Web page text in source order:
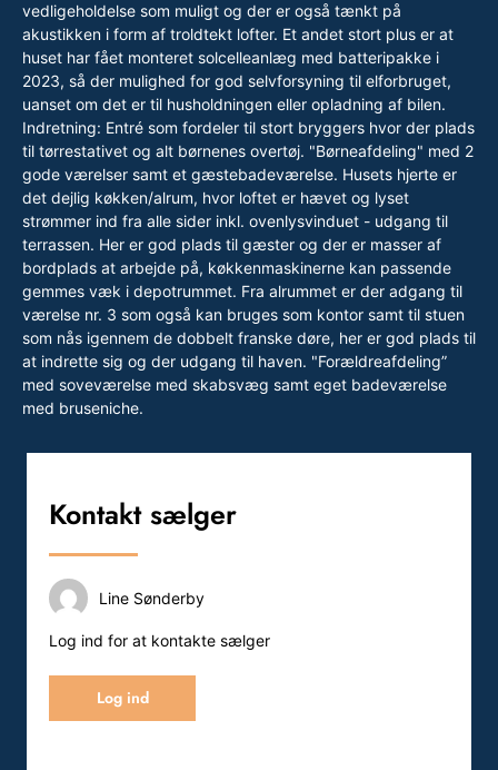
vedligeholdelse som muligt og der er også tænkt på
akustikken i form af troldtekt lofter. Et andet stort plus er at
huset har fået monteret solcelleanlæg med batteripakke i
2023, så der mulighed for god selvforsyning til elforbruget,
uanset om det er til husholdningen eller opladning af bilen.
Indretning: Entré som fordeler til stort bryggers hvor der plads
til tørrestativet og alt børnenes overtøj. "Børneafdeling" med 2
gode værelser samt et gæstebadeværelse. Husets hjerte er
det dejlig køkken/alrum, hvor loftet er hævet og lyset
strømmer ind fra alle sider inkl. ovenlysvinduet - udgang til
terrassen. Her er god plads til gæster og der er masser af
bordplads at arbejde på, køkkenmaskinerne kan passende
gemmes væk i depotrummet. Fra alrummet er der adgang til
værelse nr. 3 som også kan bruges som kontor samt til stuen
som nås igennem de dobbelt franske døre, her er god plads til
at indrette sig og der udgang til haven. "Forældreafdeling”
med soveværelse med skabsvæg samt eget badeværelse
med bruseniche.
Kontakt sælger
Line Sønderby
Log ind for at kontakte sælger
Log ind